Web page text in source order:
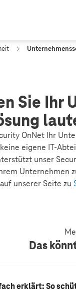
Sie Ihr
OnNet Ihr
eigene IT-
unser
Unternehmen
unserer Seite zu
Das
erklärt: So